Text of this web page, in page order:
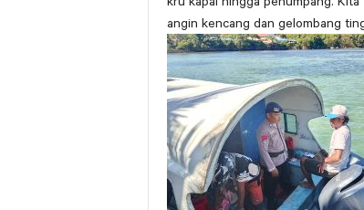
angin kencang dan gelombang